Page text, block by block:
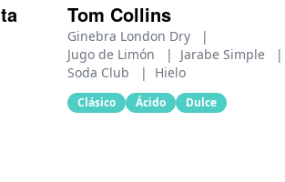
Tom Collins
Ginebra London Dry
|
Jugo de Limón
| Jarabe Simple
|
Soda Club
| Hielo
Clásico Ácido Dulce